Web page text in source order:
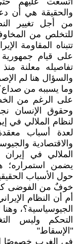
والحقيقة هي أن
من أجل تغيير
للتخلص من
تتبناه المقاومة
على قيام جمهورية
تفاصيله معلنة
والسؤال هنا لم
وما يسببه من
على الرغم من
وحقوق الإنسان
لنظام الملالي في
لعدة أسباب
والاقتصادية
الملالي في
يضمن استمراره؛
حول الأسباب
خوفٌ من الفوضى
أم أن النظام
الجيوسياسية؟،
التحكم وليس
"الإسقاط"
في الغرب خصوصًا